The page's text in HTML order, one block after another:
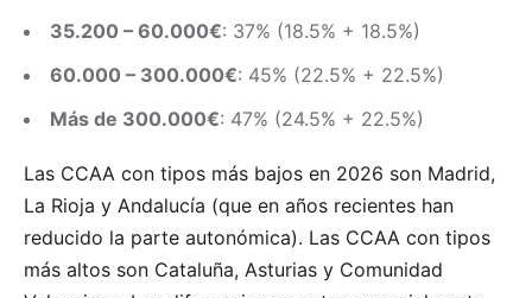
35.200 – 60.000€: 37% (18.5% + 18.5%)
60.000 – 300.000€: 45% (22.5% + 22.5%)
Más de 300.000€: 47% (24.5% + 22.5%)
Las CCAA con tipos más bajos en 2026 son Madrid,
La Rioja y Andalucía (que en años recientes han
reducido la parte autonómica). Las CCAA con tipos
más altos son Cataluña, Asturias y Comunidad